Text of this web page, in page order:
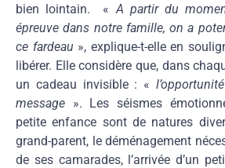
bien lointain. «A partir du
épreuve dans notre famille, on a
ce fardeau », explique-t-elle en
libérer. Elle considère que, dans
un cadeau invisible : «
message ». Les séismes
petite enfance sont de natures
grand-parent, le déménagement
de ses camarades, l’arrivée d’un